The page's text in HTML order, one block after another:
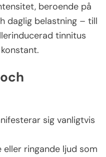
beroende på
daglig belastning – till
tinnitus
sig vanligtvis
eller ringande ljud som